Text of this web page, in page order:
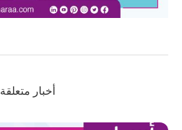
أخبار متعلقة